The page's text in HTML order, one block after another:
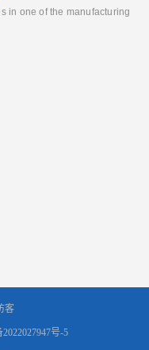
in one of the manufacturing
客
号-5